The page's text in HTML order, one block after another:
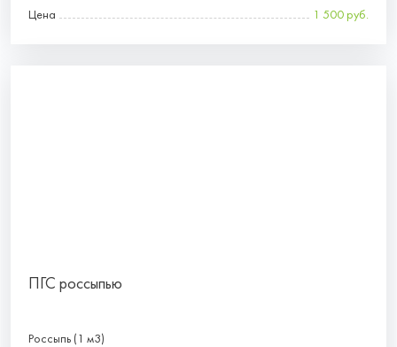
Цена
1 500 руб.
ПГС россыпью
Россыпь (1 м3)